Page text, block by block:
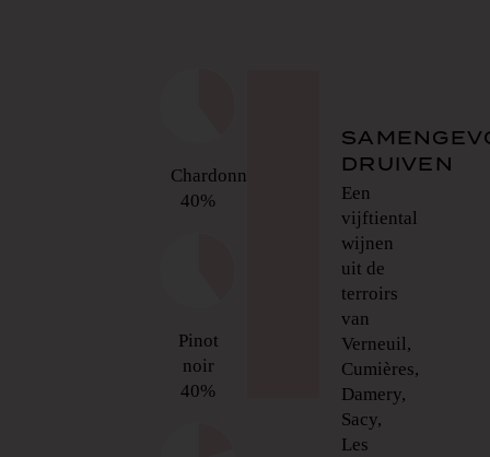
Chardonnay
40%
Pinot
noir
40%
DRUIVEN
Een
vijftiental
wijnen
uit de
terroirs
van
Verneuil,
Cumières,
Damery,
Sacy,
Les